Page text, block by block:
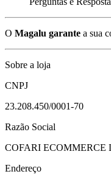
O Magalu garante a sua
Sobre a loja
CNPJ
23.208.450/0001-70
Razão Social
COFARI ECOMMERCE
Endereço